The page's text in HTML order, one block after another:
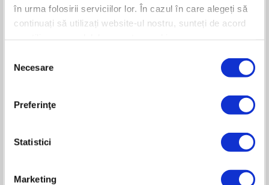
în urma folosirii serviciilor lor. În cazul în care alegeți să
continuați să utilizați website-ul nostru, sunteți de acord
consimțământului
Necesare
Preferinţe
Statistici
Marketing
Motosapa
RURIS 5800R
Viteze: 1 înainte, 1 înapoi
RURIS 5900R
Benzină fără plumb
Viteze: 1 înainte, 1 înapoi